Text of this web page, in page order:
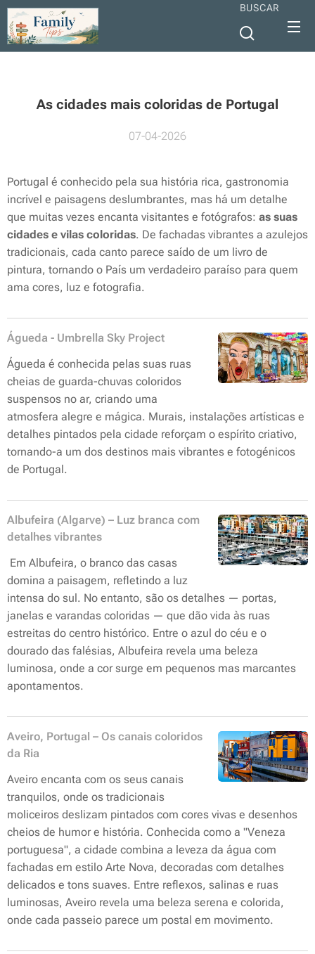
BUSCAR
As cidades mais coloridas de Portugal
07-04-2026
Portugal é conhecido pela sua história rica, gastronomia
incrível e paisagens deslumbrantes, mas há um detalhe
que muitas vezes encanta visitantes e fotógrafos: as suas
cidades e vilas coloridas. De fachadas vibrantes a azulejos
tradicionais, cada canto parece saído de um livro de
pintura, tornando o País um verdadeiro paraíso para quem
ama cores, luz e fotografia.
Águeda - Umbrella Sky Project
Águeda é conhecida pelas suas ruas
cheias de guarda-chuvas coloridos
suspensos no ar, criando uma
atmosfera alegre e mágica. Murais, instalações artísticas e
detalhes pintados pela cidade reforçam o espírito criativo,
tornando-a um dos destinos mais vibrantes e fotogénicos
de Portugal.
Albufeira (Algarve) – Luz branca com
detalhes vibrantes
Em Albufeira, o branco das casas
domina a paisagem, refletindo a luz
intensa do sul. No entanto, são os detalhes — portas,
janelas e varandas coloridas — que dão vida às ruas
estreitas do centro histórico. Entre o azul do céu e o
dourado das falésias, Albufeira revela uma beleza
luminosa, onde a cor surge em pequenos mas marcantes
apontamentos.
Aveiro, Portugal – Os canais coloridos
da Ria
Aveiro encanta com os seus canais
tranquilos, onde os tradicionais
moliceiros deslizam pintados com cores vivas e desenhos
cheios de humor e história. Conhecida como a "Veneza
portuguesa", a cidade combina a leveza da água com
fachadas em estilo Arte Nova, decoradas com detalhes
delicados e tons suaves. Entre reflexos, salinas e ruas
luminosas, Aveiro revela uma beleza serena e colorida,
onde cada passeio parece um postal em movimento.